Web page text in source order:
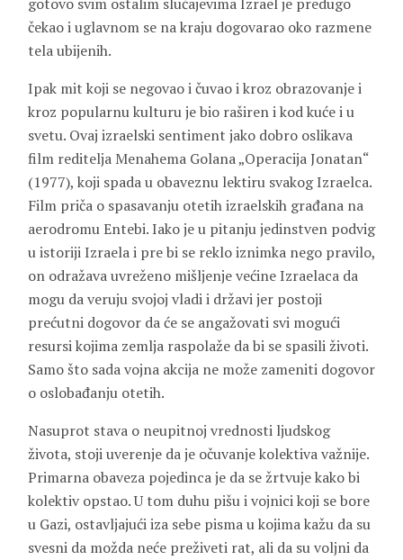
čekao i uglavnom se na kraju dogovarao oko razmene
tela ubijenih.
Ipak mit koji se negovao i čuvao i kroz obrazovanje i
kroz popularnu kulturu je bio raširen i kod kuće i u
svetu. Ovaj izraelski sentiment jako dobro oslikava
film reditelja Menahema Golana „Operacija Jonatan“
(1977), koji spada u obaveznu lektiru svakog Izraelca.
Film priča o spasavanju otetih izraelskih građana na
aerodromu Entebi. Iako je u pitanju jedinstven podvig
u istoriji Izraela i pre bi se reklo iznimka nego pravilo,
on odražava uvreženo mišljenje većine Izraelaca da
mogu da veruju svojoj vladi i državi jer postoji
prećutni dogovor da će se angažovati svi mogući
resursi kojima zemlja raspolaže da bi se spasili životi.
Samo što sada vojna akcija ne može zameniti dogovor
o oslobađanju otetih.
Nasuprot stava o neupitnoj vrednosti ljudskog
života, stoji uverenje da je očuvanje kolektiva važnije.
Primarna obaveza pojedinca je da se žrtvuje kako bi
kolektiv opstao. U tom duhu pišu i vojnici koji se bore
u Gazi, ostavljajući iza sebe pisma u kojima kažu da su
svesni da možda neće preživeti rat, ali da su voljni da